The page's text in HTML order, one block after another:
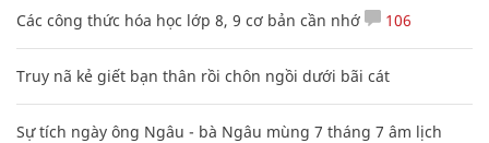
Các công thức hóa học lớp 8, 9 cơ bản cần nhớ 106
Truy nã kẻ giết bạn thân rồi chôn ngồi dưới bãi cát
Sự tích ngày ông Ngâu - bà Ngâu mùng 7 tháng 7 âm lịch